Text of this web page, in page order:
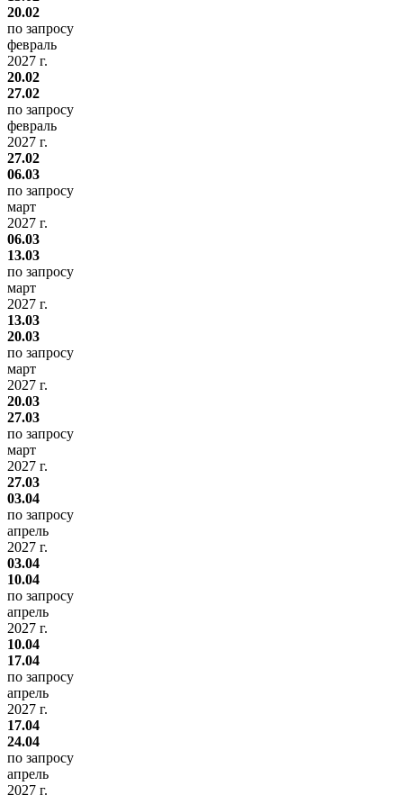
20.02
по запросу
февраль
2027 г.
20.02
27.02
по запросу
февраль
2027 г.
27.02
06.03
по запросу
март
2027 г.
06.03
13.03
по запросу
март
2027 г.
13.03
20.03
по запросу
март
2027 г.
20.03
27.03
по запросу
март
2027 г.
27.03
03.04
по запросу
апрель
2027 г.
03.04
10.04
по запросу
апрель
2027 г.
10.04
17.04
по запросу
апрель
2027 г.
17.04
24.04
по запросу
апрель
2027 г.